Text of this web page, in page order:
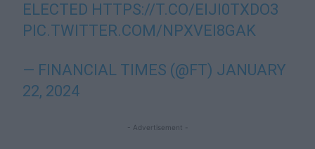
ELECTED HTTPS://T.CO/EIJI0TXDO3
PIC.TWITTER.COM/NPXVEI8GAK
— FINANCIAL TIMES (@FT) JANUARY
22, 2024
- Advertisement -